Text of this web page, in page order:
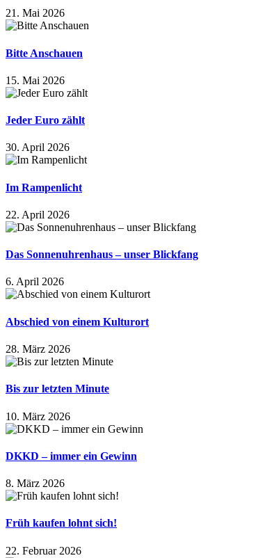
21. Mai 2026
Bitte Anschauen
15. Mai 2026
Jeder Euro zählt
30. April 2026
Im Rampenlicht
22. April 2026
Das Sonnenuhrenhaus – unser Blickfang
6. April 2026
Abschied von einem Kulturort
28. März 2026
Bis zur letzten Minute
10. März 2026
DKKD – immer ein Gewinn
8. März 2026
Früh kaufen lohnt sich!
22. Februar 2026